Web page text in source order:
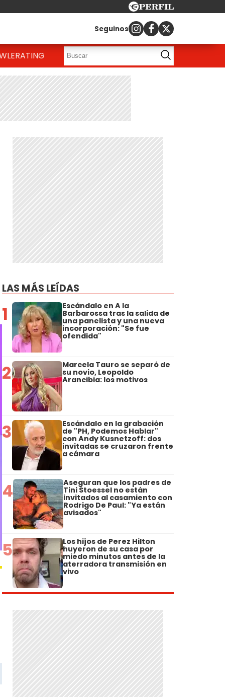
Seguinos
RATING
LAS MÁS LEÍDAS
1 Escándalo en A la
Barbarossa tras la salida de
una panelista y una nueva
incorporación: "Se fue
ofendida"
2 Marcela Tauro se separó de
su novio, Leopoldo
Arancibia: los motivos
3 Escándalo en la grabación
de "PH, Podemos Hablar"
con Andy Kusnetzoff: dos
invitadas se cruzaron frente
a cámara
4 Aseguran que los padres de
Tini Stoessel no están
invitados al casamiento con
Rodrigo De Paul: "Ya están
avisados"
5 Los hijos de Perez Hilton
huyeron de su casa por
miedo minutos antes de la
aterradora transmisión en
vivo